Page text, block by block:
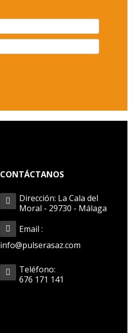
CONTÁCTANOS
Dirección: La Cala del
Moral - 29730 - Málaga
Email :
info@pulserasaz.com
Teléfono:
676 171 141